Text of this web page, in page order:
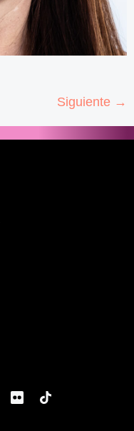
Siguiente →